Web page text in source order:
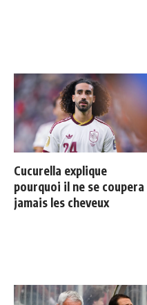
Cucurella explique
pourquoi il ne se coupera
jamais les cheveux